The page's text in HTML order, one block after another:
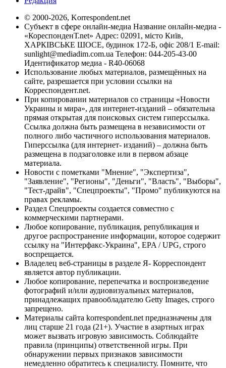
© 2000-2026, Korrespondent.net
Субъект в сфере онлайн-медиа Название онлайн-медиа -
«КореспонденТ.net» Адрес: 02091, місто Київ,
ХАРКІВСЬКЕ ШОСЕ, будинок 172-Б, офіс 208/1 E-mail:
sunlight@mediadim.com.ua Телефон: 044-205-43-00
Идентификатор медиа - R40-06068
Использование любых материалов, размещённых на
сайте, разрешается при условии ссылки на
Корреспондент.net.
При копировании материалов со страницы «Новости
Украины и мира», для интернет-изданий – обязательна
прямая открытая для поисковых систем гиперссылка.
Ссылка должна быть размещена в независимости от
полного либо частичного использования материалов.
Гиперссылка (для интернет- изданий) – должна быть
размещена в подзаголовке или в первом абзаце
материала.
Новости с пометками "Мнение", "Экспертиза",
"Заявление", "Регионы", "Деньги", "Власть", "Выборы",
"Тест-драйв", "Спецпроекты", "Промо" публикуются на
правах рекламы.
Раздел Спецпроекты создается совместно с
коммерческими партнерами.
Любое копирование, публикация, републикация и
другое распространение информации, которое содержит
ссылку на "Интерфакс-Украина", EPA / UPG, строго
воспрещается.
Владелец веб-страницы в разделе Я- Корреспондент
является автор публикации.
Любое копирование, перепечатка и воспроизведение
фотографий и/или аудиовизуальных материалов,
принадлежащих правообладателю Getty Images, строго
запрещено.
Материалы сайта korrespondent.net предназначены для
лиц старше 21 года (21+). Участие в азартных играх
может вызвать игровую зависимость. Соблюдайте
правила (принципы) ответственной игры. При
обнаружении первых признаков зависимости
немедленно обратитесь к специалисту. Помните, что